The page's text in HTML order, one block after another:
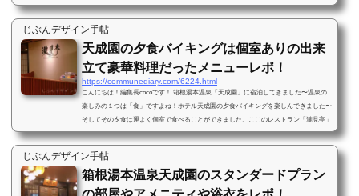
亭」でバイキングです！人気のライブキッチンのメニューや食べたものなどを画像でお
届けします！天成園の朝食バイキングにレストラン瀧見亭へ バイキングは楽しみ〜♪で
も朝だからちょっとテンション低めですｗ２階レストラン「瀧見亭」で朝食を！朝食の
時間は 7：00～9：00（最終入...
じぶんデザイン手帖
天成園の夕食バイキングは個室ありの出来
立て豪華料理だったメニューレポ！
https://communediary.com/6224.html
こんにちは！編集長cocoです！ 箱根湯本温泉「天成園」に宿泊してきました〜温泉の
楽しみの１つは「食」ですよね！ホテル天成園の夕食バイキングを楽しんできました〜
そしてその夕食は運よく個室で食べることができました。ここのレストラン「瀧見亭」
ではバイキングの他に「ライブキッチン」と言って出来立ての料理メニューをシェフが
振舞ってくれます。結構満足度の高い内容だったので料理の画像多めにレポします！天
成園の夕食バイキングは個室でゆったりできた！今回はスタンダードプランで一泊２食
付きだったので夕食と朝食付き...
じぶんデザイン手帖
箱根湯本温泉天成園のスタンダードプラン